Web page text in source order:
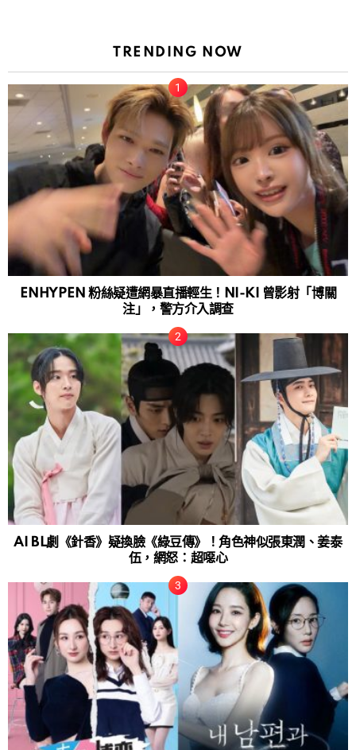
TRENDING NOW
ENHYPEN 粉絲疑遭網暴直播輕生！NI-KI 曾影射「博關
注」，警方介入調查
AI BL劇《針香》疑換臉《綠豆傳》！角色神似張東潤、姜泰
伍，網怒：超噁心